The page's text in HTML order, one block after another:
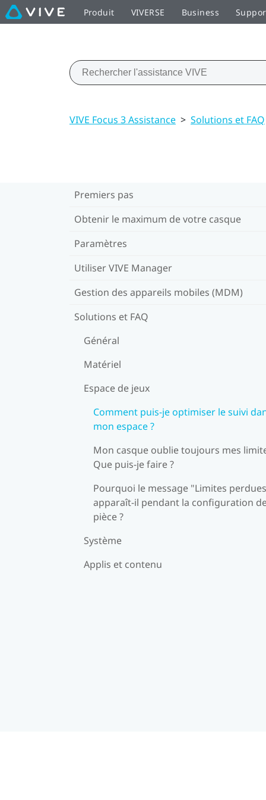
Produit VIVERSE Business
VIVE Focus 3 Assistance > Solutions et FAQ
Premiers pas
Obtenir le maximum de votre casque
Paramètres
Utiliser VIVE Manager
Gestion des appareils mobiles (MDM)
Solutions et FAQ
Général
Matériel
Espace de jeux
Comment puis-je optimiser le suivi
mon espace ?
Mon casque oublie toujours mes
Que puis-je faire ?
Pourquoi le message "Limites
apparaît-il pendant la configuration
pièce ?
Système
Applis et contenu